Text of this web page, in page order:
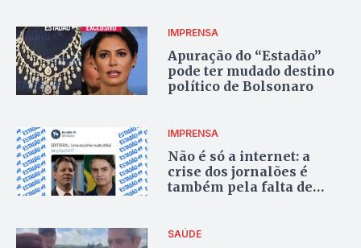
IMPRENSA
Apuração do “Estadão”
pode ter mudado destino
político de Bolsonaro
IMPRENSA
Não é só a internet: a
crise dos jornalões é
também pela falta de
SAÚDE